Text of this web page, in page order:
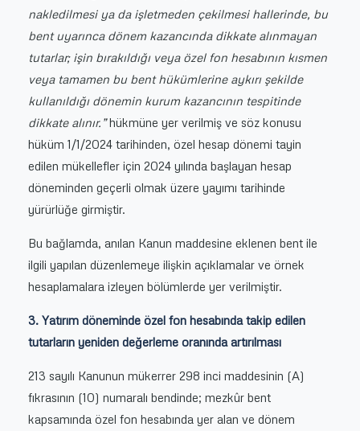
nakledilmesi ya da işletmeden çekilmesi hallerinde, bu
bent uyarınca dönem kazancında dikkate alınmayan
tutarlar; işin bırakıldığı veya özel fon hesabının kısmen
veya tamamen bu bent hükümlerine aykırı şekilde
kullanıldığı dönemin kurum kazancının tespitinde
dikkate alınır.”hükmüne yer verilmiş ve söz konusu
hüküm 1/1/2024 tarihinden, özel hesap dönemi tayin
edilen mükellefler için 2024 yılında başlayan hesap
döneminden geçerli olmak üzere yayımı tarihinde
yürürlüğe girmiştir.
Bu bağlamda, anılan Kanun maddesine eklenen bent ile
ilgili yapılan düzenlemeye ilişkin açıklamalar ve örnek
hesaplamalara izleyen bölümlerde yer verilmiştir.
3. Yatırım döneminde özel fon hesabında takip edilen
tutarların yeniden değerleme oranında artırılması
213 sayılı Kanunun mükerrer 298 inci maddesinin (A)
fıkrasının (10) numaralı bendinde; mezkûr bent
kapsamında özel fon hesabında yer alan ve dönem